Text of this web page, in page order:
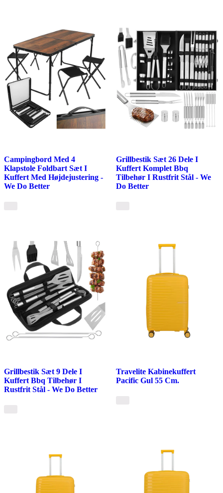
Campingbord Med 4
Klapstole Foldbart Sæt I
Kuffert Med Højdejustering -
We Do Better
Grillbestik Sæt 26 Dele I
Kuffert Komplet Bbq
Tilbehør I Rustfrit Stål - We
Do Better
Grillbestik Sæt 9 Dele I
Kuffert Bbq Tilbehør I
Rustfrit Stål - We Do Better
Travelite Kabinekuffert
Pacific Gul 55 Cm.